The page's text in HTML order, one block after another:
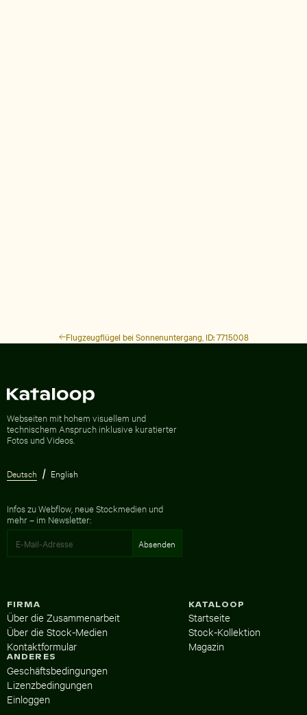
Flugzeugflügel bei Sonnenuntergang, ID: 7715008
Webseiten mit hohem visuellem und
technischem Anspruch inklusive kuratierter
Fotos und Videos.
Deutsch English
Infos zu Webflow, neue Stockmedien und
mehr – im Newsletter:
KATALOOP
Startseite
Stock-Kollektion
Magazin
FIRMA
Über die Zusammenarbeit
Über die Stock-Medien
Kontaktformular
ANDERES
Geschäftsbedingungen
Lizenzbedingungen
Einloggen